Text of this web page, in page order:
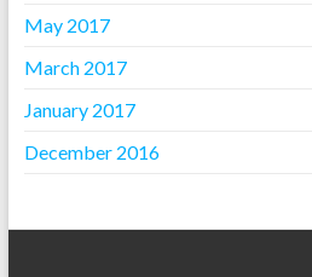
May 2017
March 2017
January 2017
December 2016